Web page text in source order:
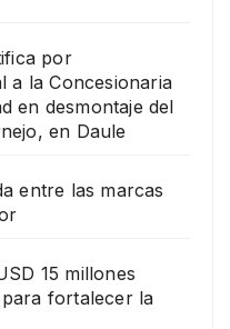
por
a la Concesionaria
en desmontaje del
en Daule
entre las marcas
15 millones
para fortalecer la